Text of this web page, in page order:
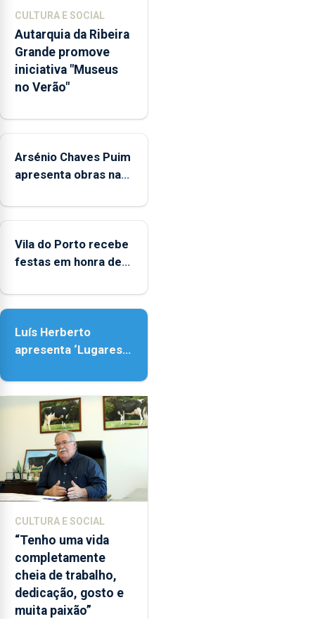
integrados
na
Rede
Municipal
de
aos
durante
o
de
entre
as
e
as
18h00.
CULTURA E SOCIAL
Autarquia da Ribeira
Grande promove
iniciativa "Museus
no Verão"
Arsénio Chaves Puim
apresenta obras na
Porto
Vila do Porto recebe
festas em honra de
Assunção
Luís Herberto
apresenta ‘Lugares
CULTURA E SOCIAL
“Tenho uma vida
completamente
cheia de trabalho,
dedicação, gosto e
muita paixão”